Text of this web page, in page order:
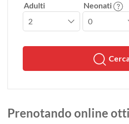
Adulti Neonati
Prenotando online